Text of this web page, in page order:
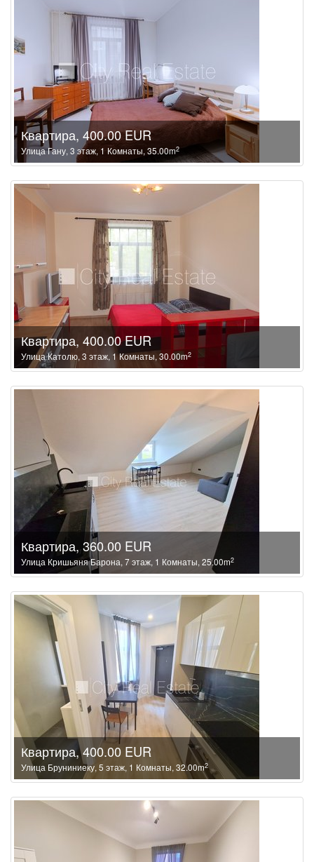
Квартира, 400.00 EUR
Улица Гану, 3 этаж, 1 Комнаты, 35.00m2
Квартира, 400.00 EUR
Улица Католю, 3 этаж, 1 Комнаты, 30.00m2
Квартира, 360.00 EUR
Улица Кришьяня Барона, 7 этаж, 1 Комнаты, 25.00m2
Квартира, 400.00 EUR
Улица Бруниниеку, 5 этаж, 1 Комнаты, 32.00m2